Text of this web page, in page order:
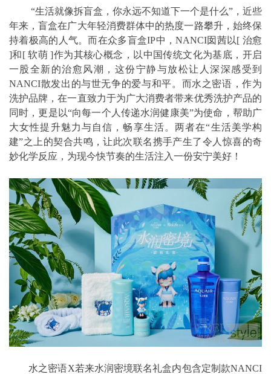
“生活就像拆盲盒，你永远不知道下一个是什么”，近些
年来，盲盒在广大年轻消费群体中的热度一路攀升，始终保
持着极高的人气。而在众多盲盒IP中，NANCI囡茜以[ 治愈
]和[ 软萌 ]作为其核心概念，以中国传统文化为基底，开启
一股全新的治愈风潮，这份宁静与放松让人深深感受到
NANCI散发出的与世无争的爱与和平。而水之密语，作为
洗护品牌，在一直致力于为广大消费者带来优秀洗护产品的
同时，更是以“向每一个人传递水润健康美”为使命，帮助广
大女性提升魅力与自信，畅享生活。两者在“生活美学构
建”之上的契合共鸣，让此次联名携手产生了令人惊喜的奇
妙化学反应，为现今快节奏的生活注入一份安宁美好！
水之密语X若来水润密境联名礼盒内包含定制款NANCI